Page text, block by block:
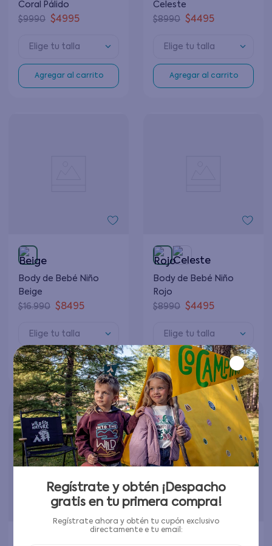
Coral Pálido
$9990 $4995
Elige tu talla
Agregar al carrito
Celeste
$8990 $4495
Elige tu talla
Agregar al carrito
Body de Bebé Niño
Beige
$16.990 $8495
Elige tu talla
Agregar al carrito
Body de Bebé Niño
Rojo
$8990 $4495
Elige tu talla
Agregar al carrito
Regístrate y obtén ¡Despacho
gratis en tu primera compra!
Regístrate ahora y obtén tu cupón exclusivo
directamente e tu email: